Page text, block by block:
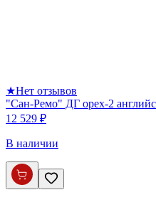
★Нет отзывов
"Сан-Ремо" ДГ орех-2
12 529 ₽
В наличии